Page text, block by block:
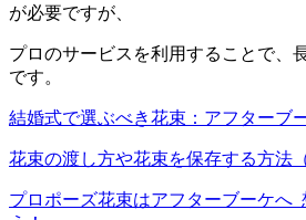
が必要ですが、
プロのサービスを利用することで、
です。
結婚式で選ぶべき花束：アフターブ
花束の渡し方や花束を保存する方法
プロポーズ花束はアフターブーケへ